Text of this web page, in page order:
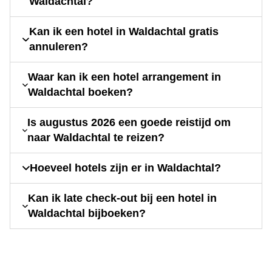
Kan ik een hotel in Waldachtal gratis
annuleren?
Waar kan ik een hotel arrangement in
Waldachtal boeken?
Is augustus 2026 een goede reistijd om
naar Waldachtal te reizen?
Hoeveel hotels zijn er in Waldachtal?
Kan ik late check-out bij een hotel in
Waldachtal bijboeken?